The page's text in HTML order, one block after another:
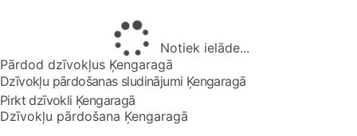
Notiek ielāde...
Pārdod dzīvokļus Ķengaragā
Dzīvokļu pārdošanas sludinājumi Ķengaragā
Pirkt dzīvokli Ķengaragā
Dzīvokļu pārdošana Ķengaragā